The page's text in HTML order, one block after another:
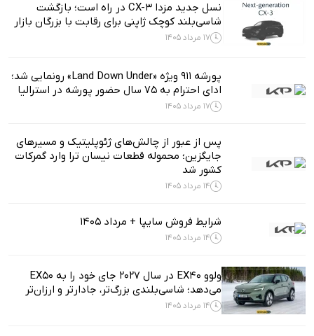
نسل جدید مزدا CX-3 در راه است؛ بازگشت
شاسی‌بلند کوچک ژاپنی برای رقابت با بزرگان بازار
17 مرداد 1405
پورشه 911 ویژه «Land Down Under» رونمایی شد؛
ادای احترام به ۷۵ سال حضور پورشه در استرالیا
17 مرداد 1405
پس از عبور از چالش‌های ژئوپلیتیک و مسیرهای
جایگزین؛ محموله قطعات نیسان ترا وارد گمرکات
کشور شد
14 مرداد 1405
شرایط فروش سایپا + مرداد 1405
14 مرداد 1405
ولوو EX40 در سال ۲۰۲۷ جای خود را به EX50
می‌دهد؛ شاسی‌بلندی بزرگ‌تر، جادارتر و ارزان‌تر
14 مرداد 1405